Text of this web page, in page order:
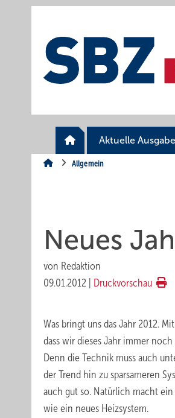
Aktuelle Ausgabe
Allgemein
Neues
von Redaktion
09.01.2012
Druckvorschau
Was bringt uns das Jahr 2012.
dass wir dieses Jahr immer
Denn die Technik muss auch
der Trend hin zu sparsameren
auch gut so. Natürlich macht
wie ein neues Heizsystem.